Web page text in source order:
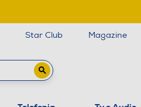
Star Club Magazine